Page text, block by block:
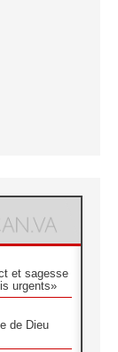
et sagesse
urgents»
de Dieu